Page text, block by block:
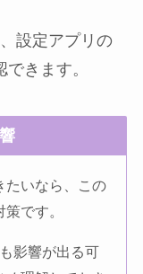
設定アプリの
きます。
たいなら、この
です。
影響が出る可